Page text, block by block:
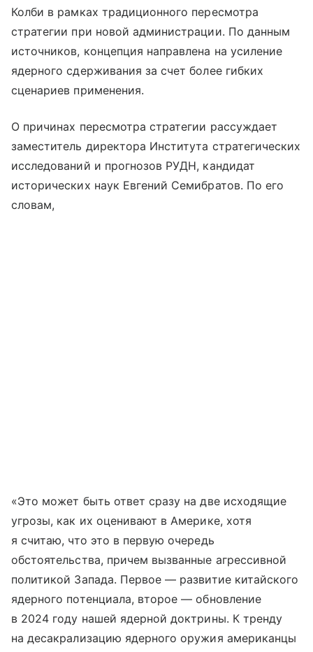
Колби в рамках традиционного пересмотра
стратегии при новой администрации. По данным
источников, концепция направлена на усиление
ядерного сдерживания за счет более гибких
сценариев применения.
О причинах пересмотра стратегии рассуждает
заместитель директора Института стратегических
исследований и прогнозов РУДН, кандидат
исторических наук Евгений Семибратов. По его
словам,
«Это может быть ответ сразу на две исходящие
угрозы, как их оценивают в Америке, хотя
я считаю, что это в первую очередь
обстоятельства, причем вызванные агрессивной
политикой Запада. Первое — развитие китайского
ядерного потенциала, второе — обновление
в 2024 году нашей ядерной доктрины. К тренду
на десакрализацию ядерного оружия американцы